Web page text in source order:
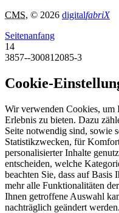
CMS, © 2026 digitalfabriX
Seitenanfang
14
3857--300812085-3
Cookie-
Wir verwenden Cookies, um
Erlebnis zu bieten. Dazu
Seite notwendig sind, sowie
Statistikzwecken, für
personalisierter Inhalte
entscheiden, welche
beachten Sie, dass auf
mehr alle Funktionalitäten
Ihnen getroffene Auswahl
nachträglich geändert werden.